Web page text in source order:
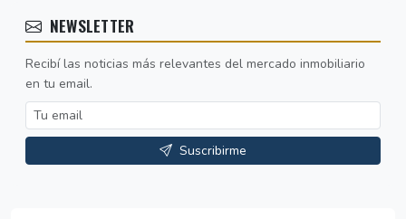
NEWSLETTER
Recibí las noticias más relevantes del mercado inmobiliario
en tu email.
Suscribirme